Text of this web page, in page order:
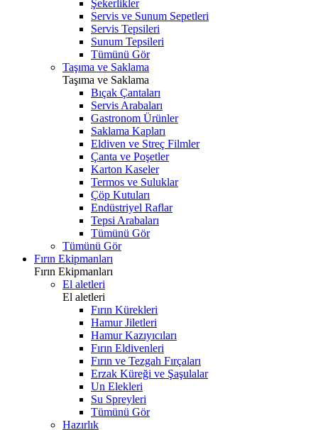
Şekerlikler
Servis ve Sunum Sepetleri
Servis Tepsileri
Sunum Tepsileri
Tümünü Gör
Taşıma ve Saklama
Taşıma ve Saklama
Bıçak Çantaları
Servis Arabaları
Gastronom Ürünler
Saklama Kapları
Eldiven ve Streç Filmler
Çanta ve Poşetler
Karton Kaseler
Termos ve Suluklar
Çöp Kutuları
Endüstriyel Raflar
Tepsi Arabaları
Tümünü Gör
Tümünü Gör
Fırın Ekipmanları
Fırın Ekipmanları
El aletleri
El aletleri
Fırın Kürekleri
Hamur Jiletleri
Hamur Kazıyıcıları
Fırın Eldivenleri
Fırın ve Tezgah Fırçaları
Erzak Küreği ve Şaşulalar
Un Elekleri
Su Spreyleri
Tümünü Gör
Hazırlık